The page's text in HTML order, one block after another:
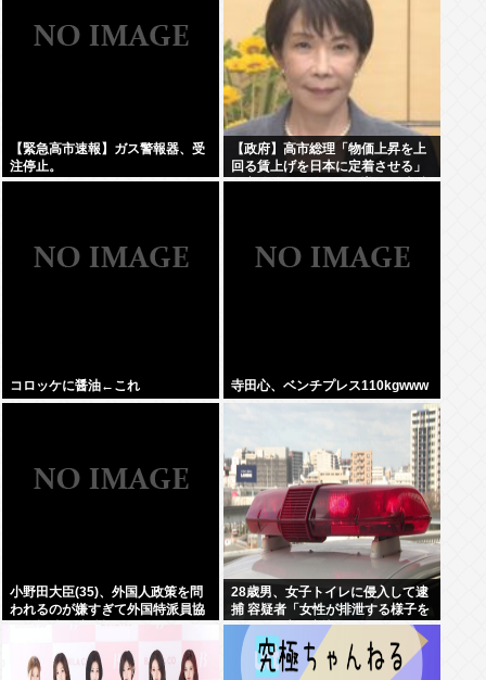
【緊急高市速報】ガス警報器、受
注停止。
【政府】高市総理「物価上昇を上
回る賃上げを日本に定着させる」
国家公務員月給3.51%増へ 人事院
コロッケに醤油←これ 寺田心、ベンチプレス110kgwww
小野田大臣(35)、外国人政策を問
われるのが嫌すぎて外国特派員協
会の招待を連続拒否www
28歳男、女子トイレに侵入して逮
捕 容疑者「女性が排泄する様子を
見たくて床に寝込んでしまった」